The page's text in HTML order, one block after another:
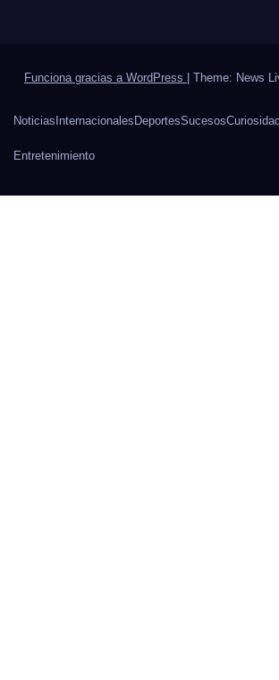
Funciona gracias a WordPress | Theme: News
Noticias Internacionales DeportesSucesos
Entretenimiento